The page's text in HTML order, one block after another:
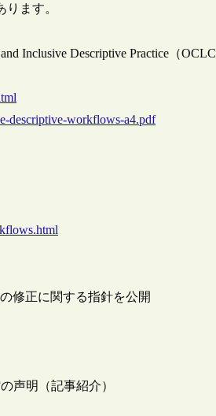
ます。
Inclusive Descriptive Practice（OCLC
descriptive-workflows-a4.pdf
修正に関する指針を公開
声明（記事紹介）